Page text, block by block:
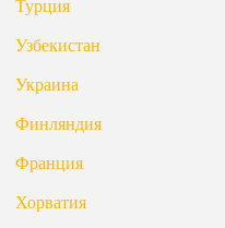
Турция
Узбекистан
Украина
Финляндия
Франция
Хорватия